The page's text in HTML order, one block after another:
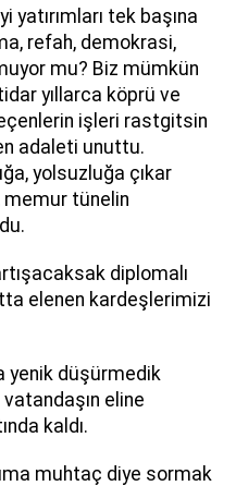
tek başına
refah, demokrasi,
mu? Biz mümkün
yıllarca köprü ve
işleri rastgitsin
adaleti unuttu.
yolsuzluğa çıkar
memur tünelin
diplomalı
elenen kardeşlerimizi
yenik düşürmedik
eline
kaldı.
muhtaç diye sormak